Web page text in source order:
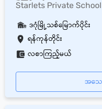
Starlets Private School
ရန်ကုန်တိုင်း
ဒဂုံမြို့သစ်မြောက်ပိုင်း
လစာကြည့်မယ်
အသေ